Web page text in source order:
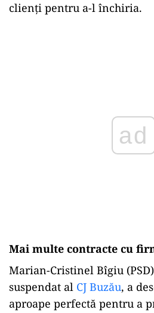
clienți pentru a-l închiria.
ad
Mai multe contracte cu
Marian-Cristinel Bîgiu
suspendat al CJ Buzău, a
aproape perfectă pentru a